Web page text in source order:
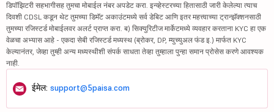
डिपॉझिटरी सहभागीसह तुमचा मोबाईल नंबर अपडेट करा. इन्व्हेस्टरच्या हितासाठी जारी केलेल्या त्याच
दिवशी CDSL कडून थेट तुमच्या डिमॅट अकाउंटमध्ये सर्व डेबिट आणि इतर महत्त्वाच्या ट्रान्झॅक्शनसाठी
तुमच्या रजिस्टर्ड मोबाईलवर अलर्ट प्राप्त करा. ब) सिक्युरिटीज मार्केटमध्ये व्यवहार करताना KYC हा एक
वेळचा अभ्यास आहे - एकदा सेबी रजिस्टर्ड मध्यस्थ (ब्रोकर, DP, म्युच्युअल फंड इ.) मार्फत KYC
केल्यानंतर, जेव्हा तुम्ही अन्य मध्यस्थीशी संपर्क साधता तेव्हा तुम्हाला पुन्हा समान प्रोसेस करणे आवश्यक
नाही.
ईमेल: support@5paisa.com